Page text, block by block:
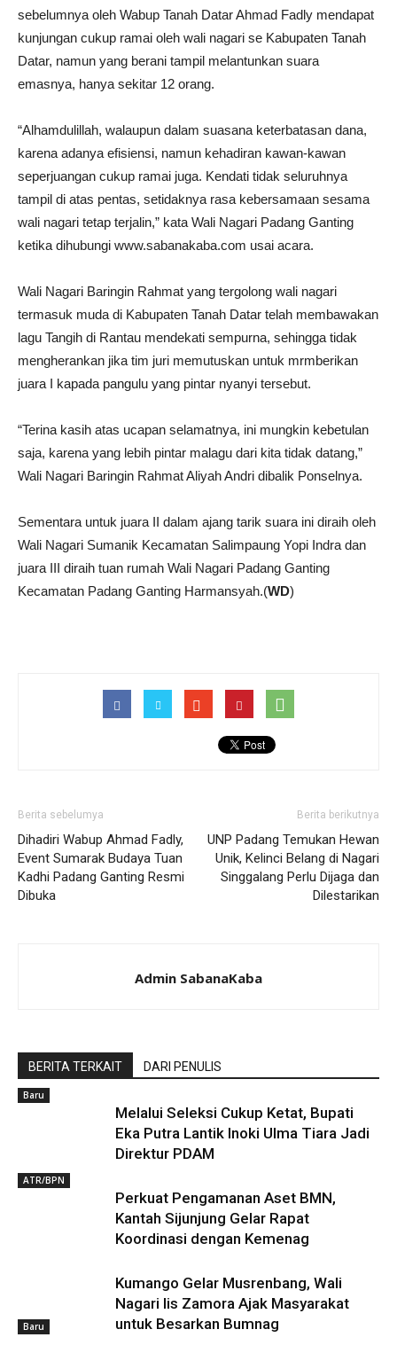
sebelumnya oleh Wabup Tanah Datar Ahmad Fadly mendapat
kunjungan cukup ramai oleh wali nagari se Kabupaten Tanah
Datar, namun yang berani tampil melantunkan suara
emasnya, hanya sekitar 12 orang.
“Alhamdulillah, walaupun dalam suasana keterbatasan dana,
karena adanya efisiensi, namun kehadiran kawan-kawan
seperjuangan cukup ramai juga. Kendati tidak seluruhnya
tampil di atas pentas, setidaknya rasa kebersamaan sesama
wali nagari tetap terjalin,” kata Wali Nagari Padang Ganting
ketika dihubungi www.sabanakaba.com usai acara.
Wali Nagari Baringin Rahmat yang tergolong wali nagari
termasuk muda di Kabupaten Tanah Datar telah membawakan
lagu Tangih di Rantau mendekati sempurna, sehingga tidak
mengherankan jika tim juri memutuskan untuk mrmberikan
juara I kapada pangulu yang pintar nyanyi tersebut.
“Terina kasih atas ucapan selamatnya, ini mungkin kebetulan
saja, karena yang lebih pintar malagu dari kita tidak datang,”
Wali Nagari Baringin Rahmat Aliyah Andri dibalik Ponselnya.
Sementara untuk juara II dalam ajang tarik suara ini diraih oleh
Wali Nagari Sumanik Kecamatan Salimpaung Yopi Indra dan
juara III diraih tuan rumah Wali Nagari Padang Ganting
Kecamatan Padang Ganting Harmansyah.(WD)
Berita sebelumya
Dihadiri Wabup Ahmad Fadly,
Event Sumarak Budaya Tuan
Kadhi Padang Ganting Resmi
Dibuka
Berita berikutnya
UNP Padang Temukan Hewan
Unik, Kelinci Belang di Nagari
Singgalang Perlu Dijaga dan
Dilestarikan
Admin SabanaKaba
BERITA TERKAIT DARI PENULIS
Baru
Melalui Seleksi Cukup Ketat, Bupati
Eka Putra Lantik Inoki Ulma Tiara Jadi
Direktur PDAM
ATR/BPN
Perkuat Pengamanan Aset BMN,
Kantah Sijunjung Gelar Rapat
Koordinasi dengan Kemenag
Baru
Kumango Gelar Musrenbang, Wali
Nagari Iis Zamora Ajak Masyarakat
untuk Besarkan Bumnag